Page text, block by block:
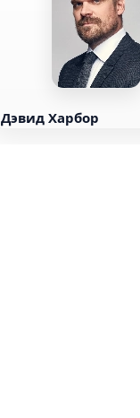
Дэвид Харбор